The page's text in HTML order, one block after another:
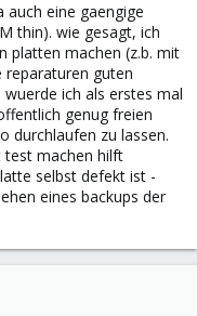
eine gaengige
thin). wie gesagt, ich
platten machen (z.b. mit
reparaturen guten
ich als erstes mal
genug freien
durchlaufen zu lassen.
test machen hilft
selbst defekt ist -
eines backups der